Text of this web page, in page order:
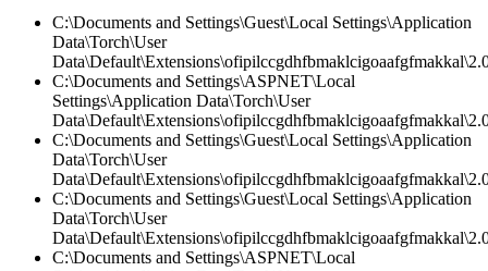
C:\Documents and Settings\Guest\Local Settings\Application
Data\Torch\User
C:\Documents and Settings\ASPNET\Local
Settings\Application Data\Torch\User
C:\Documents and Settings\Guest\Local Settings\Application
Data\Torch\User
C:\Documents and Settings\Guest\Local Settings\Application
Data\Torch\User
C:\Documents and Settings\ASPNET\Local